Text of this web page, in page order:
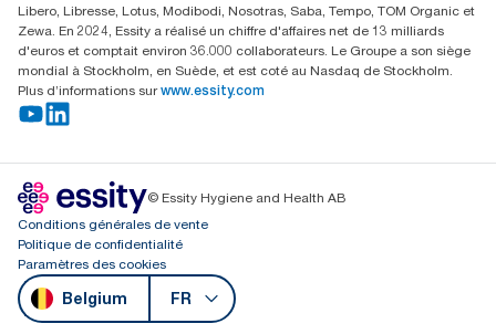
Libero, Libresse, Lotus, Modibodi, Nosotras, Saba, Tempo, TOM Organic et
Zewa. En 2024, Essity a réalisé un chiffre d'affaires net de 13 milliards
d'euros et comptait environ 36.000 collaborateurs. Le Groupe a son siège
mondial à Stockholm, en Suède, et est coté au Nasdaq de Stockholm.
Plus d’informations sur www.essity.com
© Essity Hygiene and Health AB
Conditions générales de vente
Politique de confidentialité
Paramètres des cookies
Belgium FR